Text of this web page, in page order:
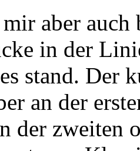
aber
in der
stand. Der
an der
der zweiten